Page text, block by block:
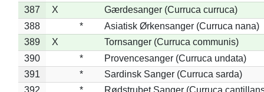
387
X
Gærdesanger (Curruca curruca)
388
*
Asiatisk Ørkensanger (Curruca nana)
389
X
Tornsanger (Curruca communis)
390
*
Provencesanger (Curruca undata)
391
*
Sardinsk Sanger (Curruca sarda)
392
*
Rødstrubet Sanger (Curruca